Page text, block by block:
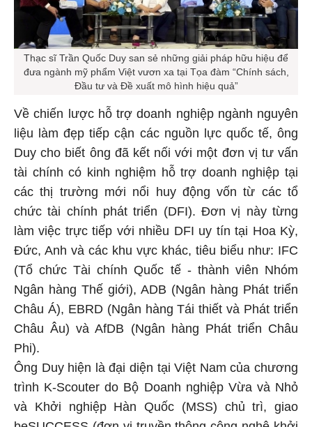
Thạc sĩ Trần Quốc Duy san sẻ những giải pháp hữu hiệu để
đưa ngành mỹ phẩm Việt vươn xa tại Tọa đàm “Chính sách,
Đầu tư và Đề xuất mô hình hiệu quả”
Về chiến lược hỗ trợ doanh nghiệp ngành nguyên
liệu làm đẹp tiếp cận các nguồn lực quốc tế, ông
Duy cho biết ông đã kết nối với một đơn vị tư vấn
tài chính có kinh nghiệm hỗ trợ doanh nghiệp tại
các thị trường mới nổi huy động vốn từ các tổ
chức tài chính phát triển (DFI). Đơn vị này từng
làm việc trực tiếp với nhiều DFI uy tín tại Hoa Kỳ,
Đức, Anh và các khu vực khác, tiêu biểu như: IFC
(Tổ chức Tài chính Quốc tế - thành viên Nhóm
Ngân hàng Thế giới), ADB (Ngân hàng Phát triển
Châu Á), EBRD (Ngân hàng Tái thiết và Phát triển
Châu Âu) và AfDB (Ngân hàng Phát triển Châu
Phi).
Ông Duy hiện là đại diện tại Việt Nam của chương
trình K-Scouter do Bộ Doanh nghiệp Vừa và Nhỏ
và Khởi nghiệp Hàn Quốc (MSS) chủ trì, giao